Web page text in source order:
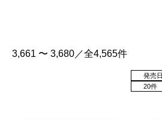
3,661 〜 3,680／全4,565件
20件